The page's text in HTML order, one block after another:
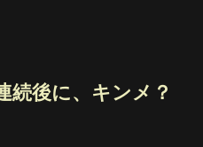
続後に、キンメ？